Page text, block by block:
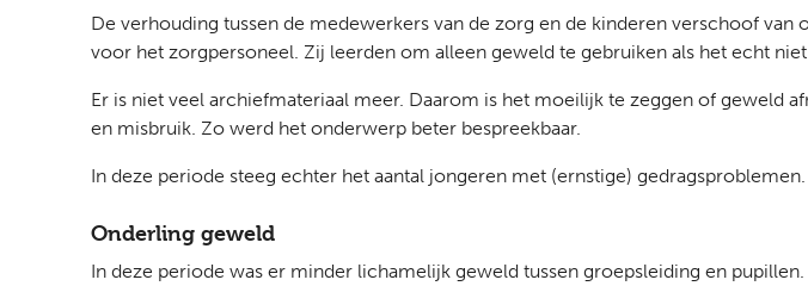
De verhouding tussen de medewerkers van de zorg en de kinderen verschoof
voor het zorgpersoneel. Zij leerden om alleen geweld te gebruiken als het echt
Er is niet veel archiefmateriaal meer. Daarom is het moeilijk te zeggen of geweld
en misbruik. Zo werd het onderwerp beter bespreekbaar.
In deze periode steeg echter het aantal jongeren met (ernstige)
Onderling geweld
In deze periode was er minder lichamelijk geweld tussen groepsleiding en